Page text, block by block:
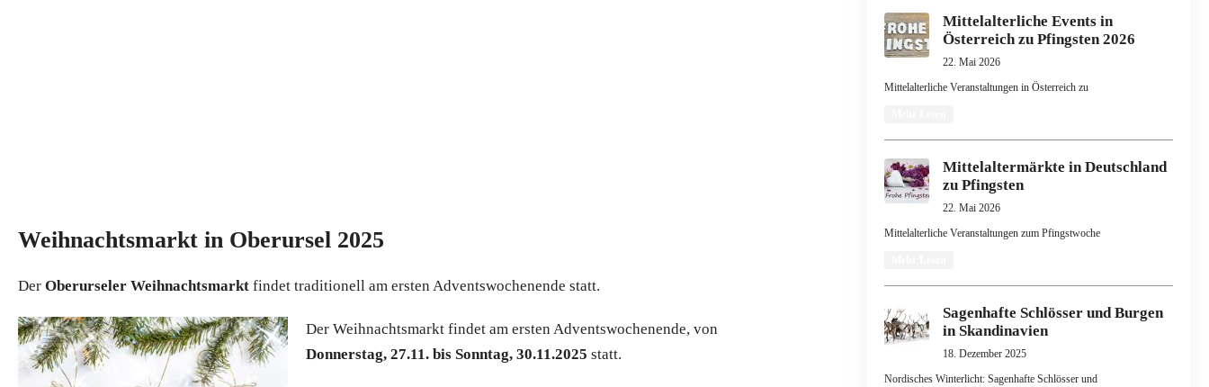
Weihnachtsmarkt in Oberursel 2025
Der Oberurseler Weihnachtsmarkt findet traditionell am ersten Adventswochenende statt.
Der Weihnachtsmarkt findet am ersten Adventswochenende, von
Donnerstag, 27.11. bis Sonntag, 30.11.2025 statt.
Mittelalterliche Events in
Österreich zu Pfingsten 2026
22. Mai 2026
Mittelalterliche Veranstaltungen in Österreich zu
Mittelaltermärkte in Deutschland
zu Pfingsten
22. Mai 2026
Mittelalterliche Veranstaltungen zum Pfingstwoche
Sagenhafte Schlösser und Burgen
in Skandinavien
18. Dezember 2025
Nordisches Winterlicht: Sagenhafte Schlösser und